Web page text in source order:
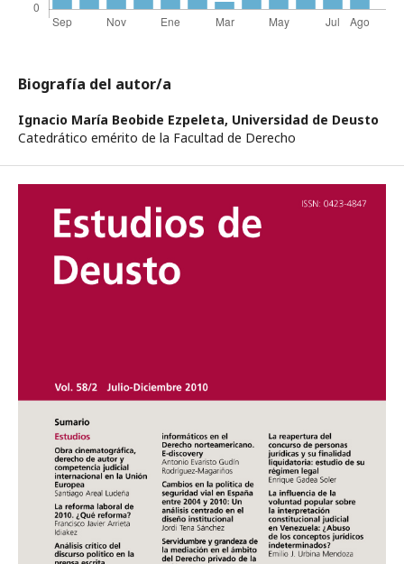
Biografía del autor/a
Ignacio María Beobide Ezpeleta, Universidad de Deusto
Catedrático emérito de la Facultad de Derecho